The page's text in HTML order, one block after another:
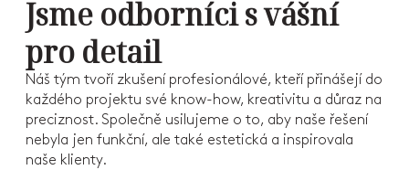
Jsme odborníci s vášní
pro detail
Náš tým tvoří zkušení profesionálové, kteří přinášejí do
každého projektu své know-how, kreativitu a důraz na
preciznost. Společně usilujeme o to, aby naše řešení
nebyla jen funkční, ale také estetická a inspirovala
naše klienty.